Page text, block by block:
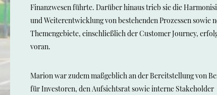
Finanzwesen führte. Darüber hinaus trieb sie die
und Weiterentwicklung von bestehenden Prozessen sowie
Themengebiete, einschließlich der Customer Journey,
voran.
Marion war zudem maßgeblich an der Bereitstellung von
für Investoren, den Aufsichtsrat sowie interne Stakeholder